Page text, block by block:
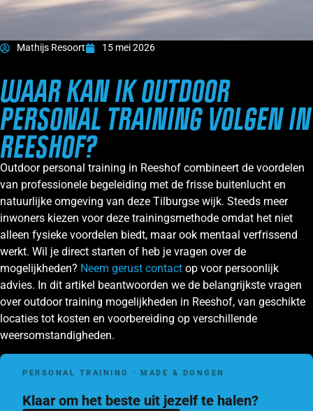
Mathijs Resoort 15 mei 2026
WAAR KAN IK OUTDOOR
PERSONAL TRAINING VOLGEN IN
REESHOF?
Outdoor personal training in Reeshof combineert de voordelen
van professionele begeleiding met de frisse buitenlucht en
natuurlijke omgeving van deze Tilburgse wijk. Steeds meer
inwoners kiezen voor deze trainingsmethode omdat het niet
alleen fysieke voordelen biedt, maar ook mentaal verfrissend
werkt. Wil je direct starten of heb je vragen over de
mogelijkheden? Neem gerust contact op voor persoonlijk
advies. In dit artikel beantwoorden we de belangrijkste vragen
over outdoor training mogelijkheden in Reeshof, van geschikte
locaties tot kosten en voorbereiding op verschillende
weersomstandigheden.
PERSONAL TRAINING · MADE & DONGEN
Klaar om het beste uit jezelf te halen?